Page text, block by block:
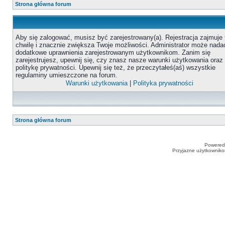
Strona główna forum
Aby się zalogować, musisz być zarejestrowany(a). Rejestracja zajmuje
chwilę i znacznie zwiększa Twoje możliwości. Administrator może
dodatkowe uprawnienia zarejestrowanym użytkownikom. Zanim się
zarejestrujesz, upewnij się, czy znasz nasze warunki użytkowania oraz
politykę prywatności. Upewnij się też, że przeczytałeś(aś) wszystkie
regulaminy umieszczone na forum.
Warunki użytkowania| Polityka prywatności
Strona główna forum
Przyjazne